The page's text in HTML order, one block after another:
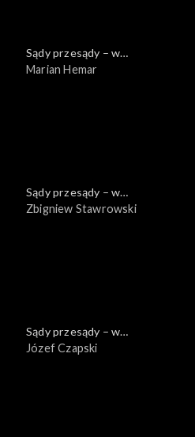
Sądy przesądy – w
powiększeniu
Marian Hemar
Sądy przesądy – w
powiększeniu
Zbigniew Stawrowski
Sądy przesądy – w
powiększeniu
Józef Czapski